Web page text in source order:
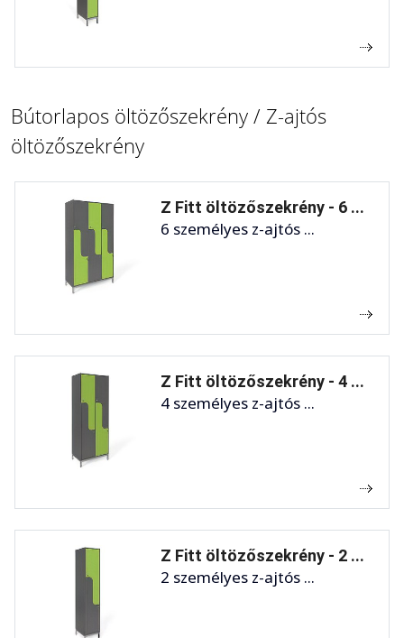
Bútorlapos öltözőszekrény / Z-ajtós
öltözőszekrény
Z Fitt öltözőszekrény - 6 ...
6 személyes z-ajtós ...
Z Fitt öltözőszekrény - 4 ...
4 személyes z-ajtós ...
Z Fitt öltözőszekrény - 2 ...
2 személyes z-ajtós ...